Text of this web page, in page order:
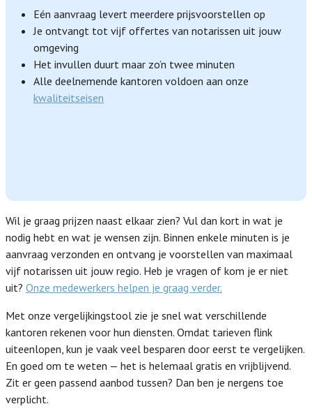
Eén aanvraag levert meerdere prijsvoorstellen op
Je ontvangt tot vijf offertes van notarissen uit jouw
omgeving
Het invullen duurt maar zo’n twee minuten
Alle deelnemende kantoren voldoen aan onze
kwaliteitseisen
Wil je graag prijzen naast elkaar zien? Vul dan kort in wat je
nodig hebt en wat je wensen zijn. Binnen enkele minuten is je
aanvraag verzonden en ontvang je voorstellen van maximaal
vijf notarissen uit jouw regio. Heb je vragen of kom je er niet
uit? Onze medewerkers helpen je graag verder.
Met onze vergelijkingstool zie je snel wat verschillende
kantoren rekenen voor hun diensten. Omdat tarieven flink
uiteenlopen, kun je vaak veel besparen door eerst te vergelijken.
En goed om te weten — het is helemaal gratis en vrijblijvend.
Zit er geen passend aanbod tussen? Dan ben je nergens toe
verplicht.